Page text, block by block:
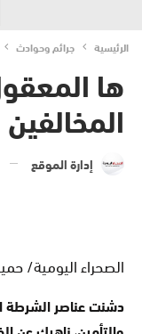
الرئيسية جرائم وحوادث
ها
إدارة الموقع
الصحراء اليومية/
دشنت عناصر الشرطة